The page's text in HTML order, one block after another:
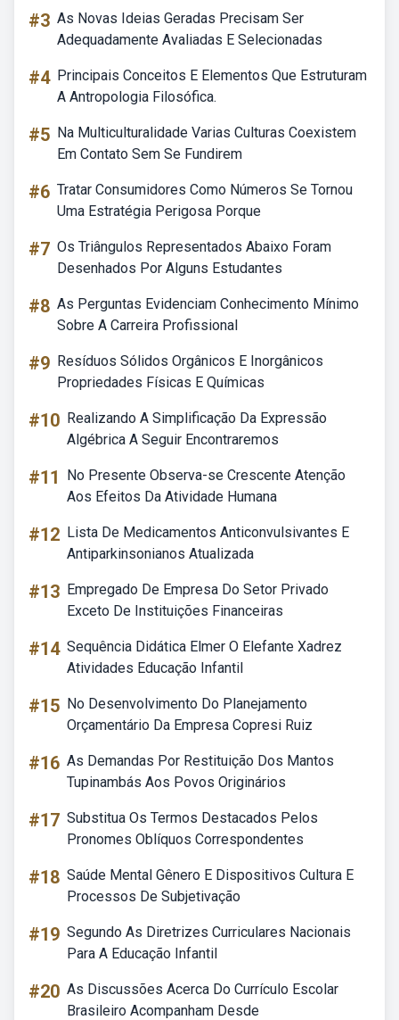
#3 As Novas Ideias Geradas Precisam Ser
Adequadamente Avaliadas E Selecionadas
#4 Principais Conceitos E Elementos Que Estruturam
A Antropologia Filosófica.
#5 Na Multiculturalidade Varias Culturas Coexistem
Em Contato Sem Se Fundirem
#6 Tratar Consumidores Como Números Se Tornou
Uma Estratégia Perigosa Porque
#7 Os Triângulos Representados Abaixo Foram
Desenhados Por Alguns Estudantes
#8 As Perguntas Evidenciam Conhecimento Mínimo
Sobre A Carreira Profissional
#9 Resíduos Sólidos Orgânicos E Inorgânicos
Propriedades Físicas E Químicas
#10 Realizando A Simplificação Da Expressão
Algébrica A Seguir Encontraremos
#11
No Presente Observa-se Crescente Atenção
Aos Efeitos Da Atividade Humana
#12 Lista De Medicamentos Anticonvulsivantes E
Antiparkinsonianos Atualizada
#13 Empregado De Empresa Do Setor Privado
Exceto De Instituições Financeiras
#14 Sequência Didática Elmer O Elefante Xadrez
Atividades Educação Infantil
#15 No Desenvolvimento Do Planejamento
Orçamentário Da Empresa Copresi Ruiz
#16 As Demandas Por Restituição Dos Mantos
Tupinambás Aos Povos Originários
#17 Substitua Os Termos Destacados Pelos
Pronomes Oblíquos Correspondentes
#18 Saúde Mental Gênero E Dispositivos Cultura E
Processos De Subjetivação
#19 Segundo As Diretrizes Curriculares Nacionais
Para A Educação Infantil
#20 As Discussões Acerca Do Currículo Escolar
Brasileiro Acompanham Desde